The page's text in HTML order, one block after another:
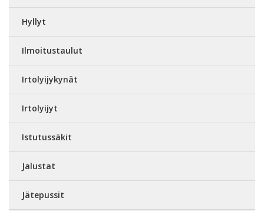
Hyllyt
Ilmoitustaulut
Irtolyijykynät
Irtolyijyt
Istutussäkit
Jalustat
Jätepussit